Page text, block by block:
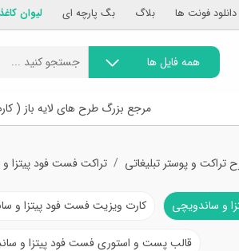
دانلود فونت ها بلاگ بگ پارچه ای لیوان
همه فایل ها
مرجع بزرگ طرح های لایه باز (
تراکت و پوستر تبلیغاتی تراکت فست فود پیتزا
و ساندویچی کارت ویزیت فست فود پیتزا و
قالب پست و استوری فست فود پیتزا و